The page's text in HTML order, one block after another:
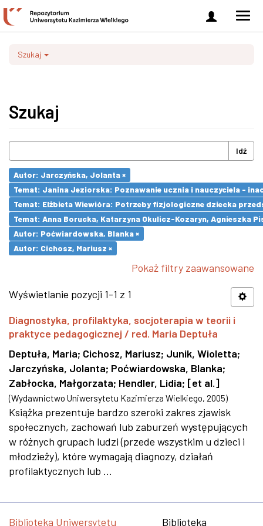
Zaloguj
się
Szukaj
Szukaj
Idź
Autor: Jarczyńska, Jolanta ×
Temat: Janina Jeziorska: Poznawanie ucznia i nauczyciela -
Temat: Elżbieta Wiewióra: Potrzeby fizjologiczne dziecka
Temat: Anna Borucka, Katarzyna Okulicz-Kozaryn, Agnieszka
Autor: Poćwiardowska, Blanka ×
Autor: Cichosz, Mariusz ×
Pokaż filtry zaawansowane
Wyświetlanie pozycji 1-1 z 1
Diagnostyka, profilaktyka, socjoterapia w teorii i
praktyce pedagogicznej / red. Maria Deptuła
Deptuła, Maria; Cichosz, Mariusz; Junik, Wioletta;
Jarczyńska, Jolanta; Poćwiardowska, Blanka;
Zabłocka, Małgorzata; Hendler, Lidia; [et al.]
(Wydawnictwo Uniwersytetu Kazimierza Wielkiego, 2005)
Książka prezentuje bardzo szeroki zakres zjawisk
społecznych, zachowań lub zaburzeń występujących
w różnych grupach ludzi (przede wszystkim u dzieci i
młodzieży), które wymagają diagnozy, działań
profilaktycznych lub ...
Biblioteka Uniwersytetu Biblioteka